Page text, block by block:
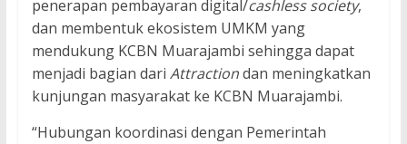
penerapan pembayaran digital/cashless society,
dan membentuk ekosistem UMKM yang
mendukung KCBN Muarajambi sehingga dapat
menjadi bagian dari Attractiondan meningkatkan
kunjungan masyarakat ke KCBN Muarajambi.
“Hubungan koordinasi dengan Pemerintah